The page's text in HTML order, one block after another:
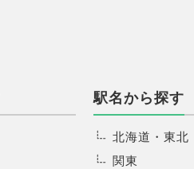
駅名から探す
北海道・東北
関東